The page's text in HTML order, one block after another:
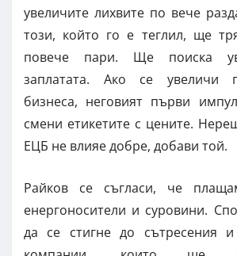
увеличите лихвите по вече
този, който го е теглил, ще
повече пари. Ще поиска
заплатата. Ако се увеличи
бизнеса, неговият първи
смени етикетите с цените.
ЕЦБ не влияе добре, добави той.
Райков се съгласи, че
енергоносители и суровини.
да се стигне до сътресения